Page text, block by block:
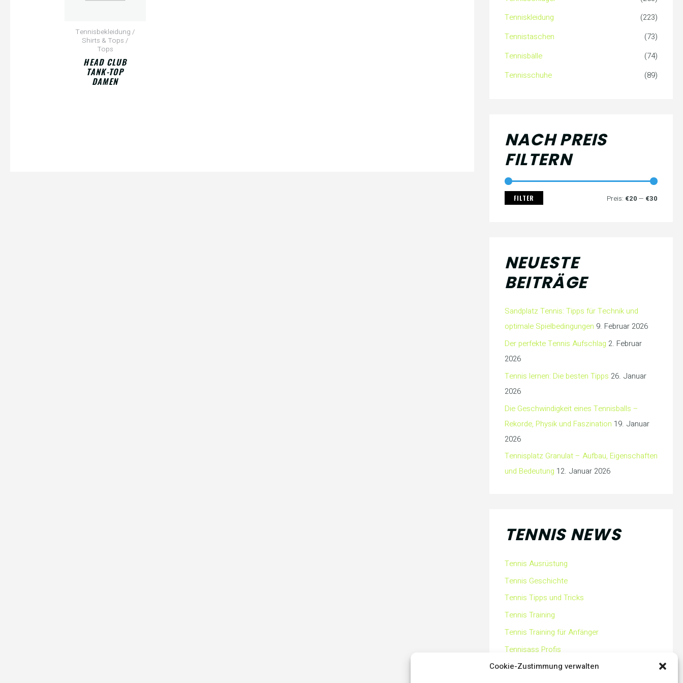
Cookie-Zustimmung verwalten
Tennisbekleidung /
Shirts & Tops /
Tops
HEAD CLUB
TANK-TOP
DAMEN
c
h
:
Tenniskleidung
(223)
Tennistaschen
(73)
Tennisbälle
(74)
Tennisschuhe
(89)
NACH PREIS
FILTERN
FILTER Preis: €20 — €30
NEUESTE
BEITRÄGE
Sandplatz Tennis: Tipps für Technik und
optimale Spielbedingungen 9. Februar 2026
Der perfekte Tennis Aufschlag 2. Februar
2026
Tennis lernen: Die besten Tipps 26. Januar
2026
Die Geschwindigkeit eines Tennisballs –
Rekorde, Physik und Faszination 19. Januar
2026
Tennisplatz Granulat – Aufbau, Eigenschaften
und Bedeutung 12. Januar 2026
TENNIS NEWS
Tennis Ausrüstung
Tennis Geschichte
Tennis Tipps und Tricks
Tennis Training
Tennis Training für Anfänger
Tennisass Profis
Tennisbälle